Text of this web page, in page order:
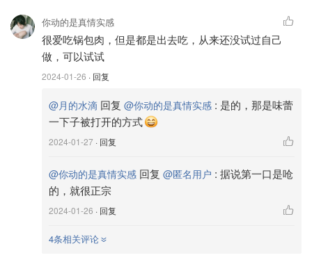
你动的是真情实感
很爱吃锅包肉，但是都是出去吃，从来还没试过自己
做，可以试试
2024-01-26 · 回复
@月的水滴 回复 @你动的是真情实感 : 是的，那是味蕾
一下子被打开的方式
2024-01-27 · 回复
@你动的是真情实感 回复 @匿名用户 : 据说第一口是呛
的，就很正宗
2024-01-26 · 回复
4条相关评论